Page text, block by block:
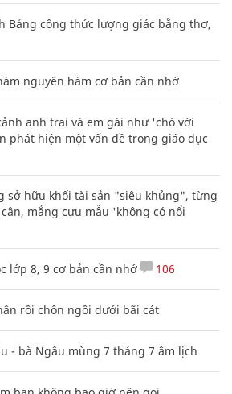
Bảng công thức lượng giác bằng thơ,
nguyên hàm cơ bản cần nhớ
anh trai và em gái như 'chó với
phát hiện một vấn đề trong giáo dục
sở hữu khối tài sản "siêu khủng", từng
mắng cựu mẫu 'không có nổi
lớp 8, 9 cơ bản cần nhớ 106
rồi chôn ngồi dưới bãi cát
- bà Ngâu mùng 7 tháng 7 âm lịch